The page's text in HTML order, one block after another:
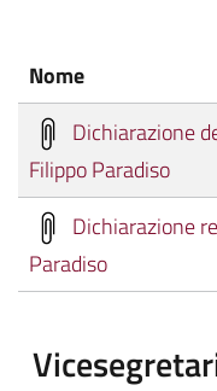
Nome
Dichiarazione
Filippo Paradiso
Dichiarazione
Paradiso